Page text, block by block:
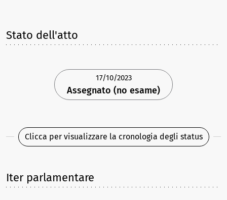
Stato dell'atto
17/10/2023
Assegnato (no esame)
Clicca per visualizzare la cronologia degli status
Iter parlamentare